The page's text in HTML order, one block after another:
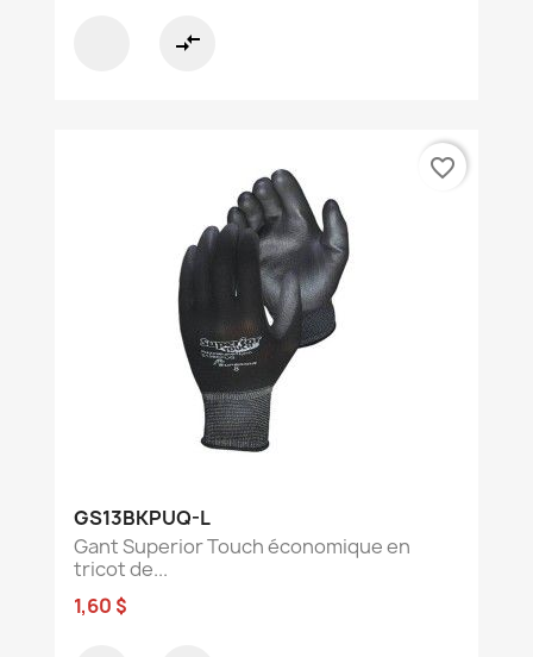
compare_arrows
GS13BKPUQ-L
Gant Superior Touch économique en
tricot de...
1,60 $
favorite_border